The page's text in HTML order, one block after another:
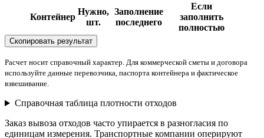
Контейнер
Нужно,
шт.
Заполнение
последнего
Если
заполнить
полностью
Скопировать результат
Расчет носит справочный характер. Для коммерческой сметы и договора
используйте данные перевозчика, паспорта контейнера и фактическое
взвешивание.
Справочная таблица плотности отходов
Заказ вывоза отходов часто упирается в разногласия по
единицам измерения. Транспортные компании оперируют